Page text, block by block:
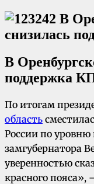
В
поддержка
По итогам
область
России по
замгубернатора
уверенностью
красного пояса»,